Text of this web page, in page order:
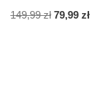
149,99zł 79,99 zł